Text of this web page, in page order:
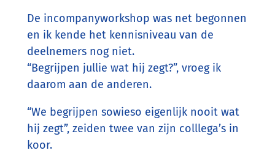
De incompanyworkshop was net begonnen
en ik kende het kennisniveau van de
deelnemers nog niet.
“Begrijpen jullie wat hij zegt?”, vroeg ik
daarom aan de anderen.
“We begrijpen sowieso eigenlijk nooit wat
hij zegt”, zeiden twee van zijn colllega’s in
koor.